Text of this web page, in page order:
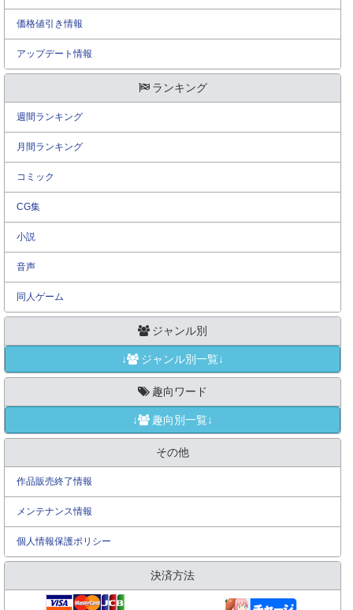
価格値引き情報
アップデート情報
ランキング
週間ランキング
月間ランキング
コミック
CG集
小説
音声
同人ゲーム
ジャンル別
↓ ジャンル別一覧↓
趣向ワード
↓ 趣向別一覧↓
その他
作品販売終了情報
メンテナンス情報
個人情報保護ポリシー
決済方法